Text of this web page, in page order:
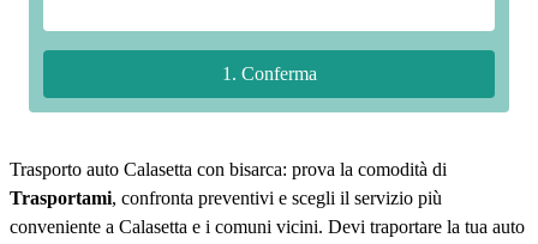
Trasporto auto Calasetta con bisarca: prova la comodità di
Trasportami, confronta preventivi e scegli il servizio più
conveniente a Calasetta e i comuni vicini. Devi traportare la tua auto